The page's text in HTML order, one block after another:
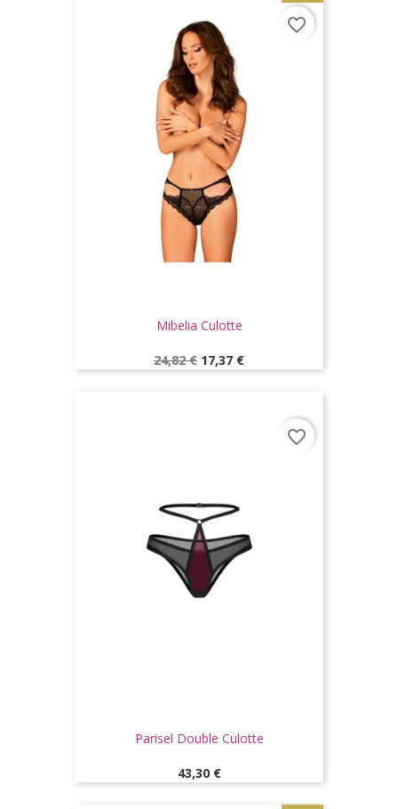
Mibelia Culotte
Prix
24,82 € Prix
17,37 €
favorite_border
Parisel Double Culotte
Prix
43,30 €
favorite_border